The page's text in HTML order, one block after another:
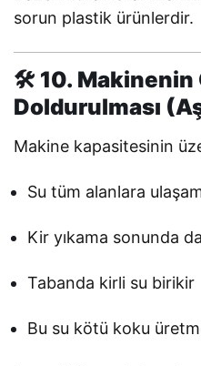
sorun plastik ürünlerdir.
🛠 10. Makinenin
Doldurulması
Makine kapasitesinin
Su tüm alanlara
Kir yıkama sonunda
Tabanda kirli su birikir
Bu su kötü koku